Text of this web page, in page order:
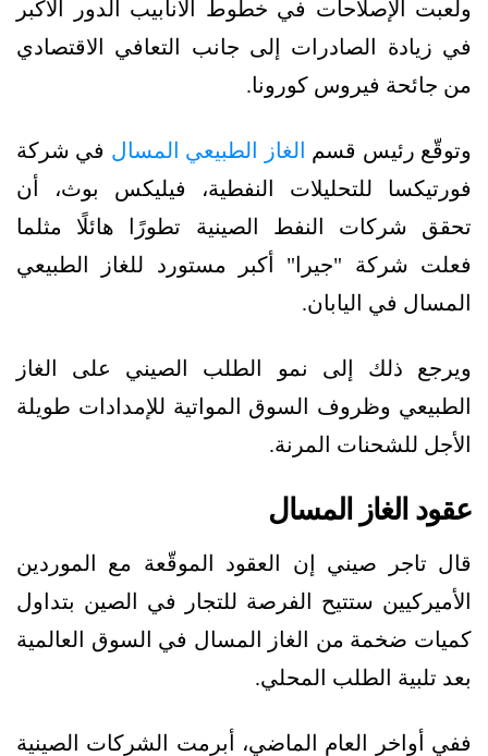
ولعبت الإصلاحات في خطوط الأنابيب الدور الأكبر
في زيادة الصادرات إلى جانب التعافي الاقتصادي
من جائحة فيروس كورونا.
وتوقّع رئيس قسم الغاز الطبيعي المسال في شركة
فورتيكسا للتحليلات النفطية، فيليكس بوث، أن
تحقق شركات النفط الصينية تطورًا هائلًا مثلما
فعلت شركة "جيرا" أكبر مستورد للغاز الطبيعي
المسال في اليابان.
ويرجع ذلك إلى نمو الطلب الصيني على الغاز
الطبيعي وظروف السوق المواتية للإمدادات طويلة
الأجل للشحنات المرنة.
عقود الغاز المسال
قال تاجر صيني إن العقود الموقّعة مع الموردين
الأميركيين ستتيح الفرصة للتجار في الصين بتداول
كميات ضخمة من الغاز المسال في السوق العالمية
بعد تلبية الطلب المحلي.
ففي أواخر العام الماضي، أبرمت الشركات الصينية